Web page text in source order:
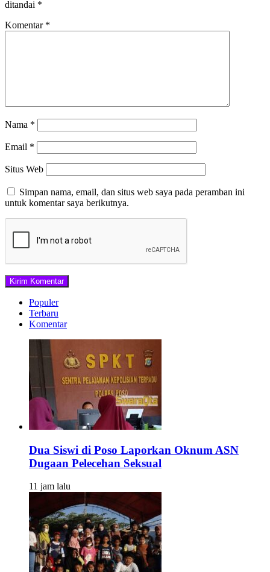
ditandai *
Komentar *
Nama *
Email *
Situs Web
Simpan nama, email, dan situs web saya pada peramban ini
untuk komentar saya berikutnya.
Populer
Terbaru
Komentar
Dua Siswi di Poso Laporkan Oknum ASN
Dugaan Pelecehan Seksual
11 jam lalu